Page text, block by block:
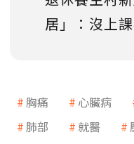
居」：沒上
胸痛 心臟病
肺部
就醫